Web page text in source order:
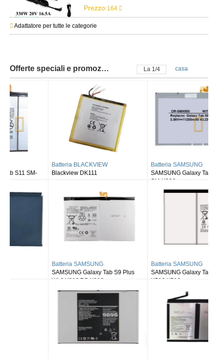
Prezzo:164
Adattatore per tutte le categorie
Offerte speciali e promozioni La 2/4 casa
Batteria BLACKVIEW
Blackview DK111
Batteria SAMSUNG
SAMSUNG Galaxy Tab S8 Ultra
Batteria SAMSUNG
SAMSUNG Galaxy Tab S9 Plus
Wi-fi X810/5G X816
Batteria SAMSUNG
SAMSUNG Galaxy Tab S9FE X510